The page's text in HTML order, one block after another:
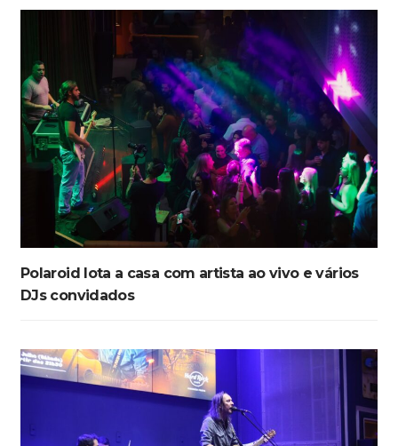
Polaroid lota a casa com artista ao vivo e vários
DJs convidados